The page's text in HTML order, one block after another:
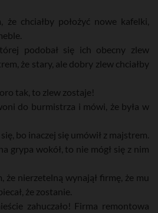
że chciałby położyć nowe kafelki,
podobał się ich obecny zlew
że stary, ale dobry zlew chciałby
tak, to zlew zostaje!
do burmistrza i mówi, że była w
bo inaczej się umówił z majstrem.
grypa wokół, to nie mógł się z nim
że nierzetelną wynajął firmę, że mu
że zostanie.
zahuczało! Firma remontowa